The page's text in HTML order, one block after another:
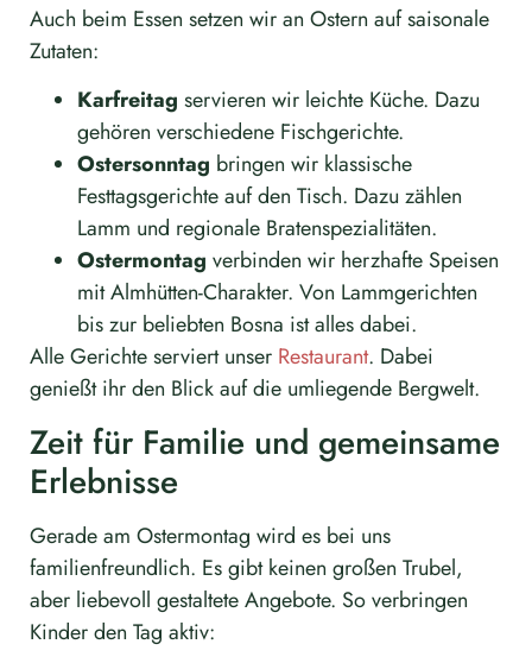
Auch beim Essen setzen wir an Ostern auf saisonale
Zutaten:
Karfreitag servieren wir leichte Küche. Dazu
gehören verschiedene Fischgerichte.
Ostersonntag bringen wir klassische
Festtagsgerichte auf den Tisch. Dazu zählen
Lamm und regionale Bratenspezialitäten.
Ostermontag verbinden wir herzhafte Speisen
mit Almhütten-Charakter. Von Lammgerichten
bis zur beliebten Bosna ist alles dabei.
Alle Gerichte serviert unser Restaurant. Dabei
genießt ihr den Blick auf die umliegende Bergwelt.
Zeit für Familie und gemeinsame
Erlebnisse
Gerade am Ostermontag wird es bei uns
familienfreundlich. Es gibt keinen großen Trubel,
aber liebevoll gestaltete Angebote. So verbringen
Kinder den Tag aktiv: